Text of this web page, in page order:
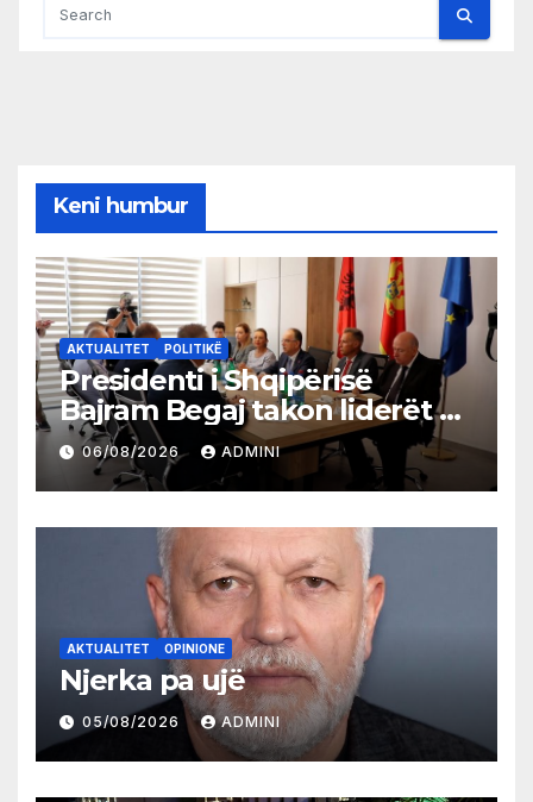
Keni humbur
AKTUALITET POLITIKË
Presidenti i Shqipërisë
Bajram Begaj takon liderët e
partive shqiptare në Ulqin
06/08/2026 ADMINI
AKTUALITET OPINIONE
Njerka pa ujë
05/08/2026 ADMINI